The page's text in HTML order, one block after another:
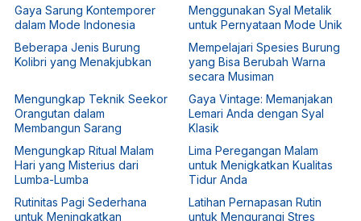
Gaya Sarung Kontemporer
dalam Mode Indonesia
Menggunakan Syal Metalik
untuk Pernyataan Mode Unik
Beberapa Jenis Burung
Kolibri yang Menakjubkan
Mempelajari Spesies Burung
yang Bisa Berubah Warna
secara Musiman
Mengungkap Teknik Seekor
Orangutan dalam
Membangun Sarang
Gaya Vintage: Memanjakan
Lemari Anda dengan Syal
Klasik
Mengungkap Ritual Malam
Hari yang Misterius dari
Lumba-Lumba
Lima Peregangan Malam
untuk Menigkatkan Kualitas
Tidur Anda
Rutinitas Pagi Sederhana
untuk Meningkatkan
Latihan Pernapasan Rutin
untuk Mengurangi Stres